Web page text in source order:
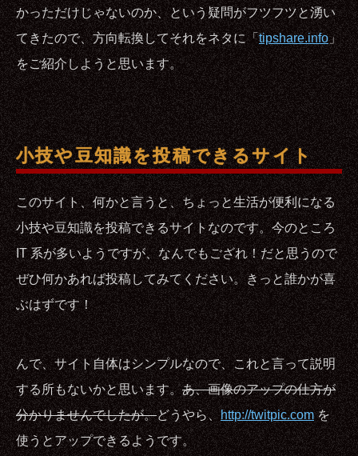
かっただけじゃないのか、という疑問がフツフツと湧い
てきたので、方向転換してそれをネタに「tipshare.info」
をご紹介しようと思います。
小技や豆知識を投稿できるサイト
このサイト、何かと言うと、ちょっと生活が便利になる
小技や豆知識を投稿できるサイトなのです。今のところ
IT 系が多いようですが、なんでもござれ！だと思うので
ぜひ何かあれば投稿してみてください。きっと誰かが喜
ぶはずです！
んで、サイト自体はシンプルなので、これと言って説明
する所もないかと思います。あ、画像のアップの仕方が
分かりませんでしたが。どうやら、http://twitpic.comを
使うとアップできるようです。